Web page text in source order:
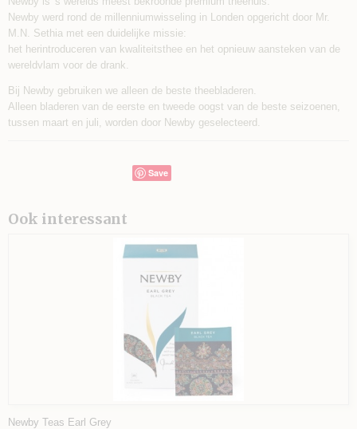
Newby werd rond de millenniumwisseling in Londen opgericht door Mr.
M.N. Sethia met een duidelijke missie:
het herintroduceren van kwaliteitsthee en het opnieuw aansteken van de
wereldvlam voor de drank.
Bij Newby gebruiken we alleen de beste theebladeren.
Alleen bladeren van de eerste en tweede oogst van de beste seizoenen,
tussen maart en juli, worden door Newby geselecteerd.
Save
Ook interessant
Newby Teas Earl Grey